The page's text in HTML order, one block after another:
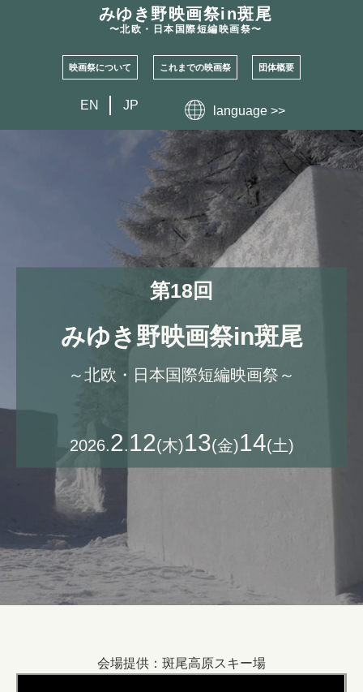
みゆき野映画祭in斑尾
〜北欧・日本国際短編映画祭〜
映画祭について これまでの映画祭 団体概要
EN JP language >>
第18回
みゆき野映画祭in斑尾
​～北欧・日本国際短編映画祭～
2026.2.12(木)13(金)14(土)
会場提供：斑尾高原スキー場